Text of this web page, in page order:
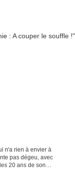
n'a rien à envier à
pas dégeu, avec
20 ans de son